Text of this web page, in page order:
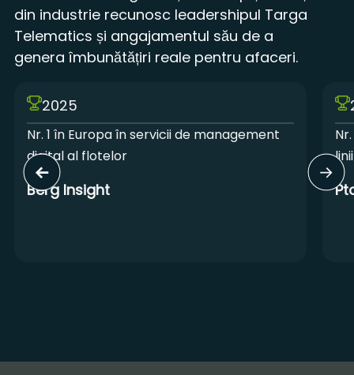
din industrie recunosc leadershipul Targa
Telematics și angajamentul său de a
genera îmbunătățiri reale pentru afaceri.
2025
Nr. 1 în Europa în servicii de management
digital al flotelor
Berg Insight